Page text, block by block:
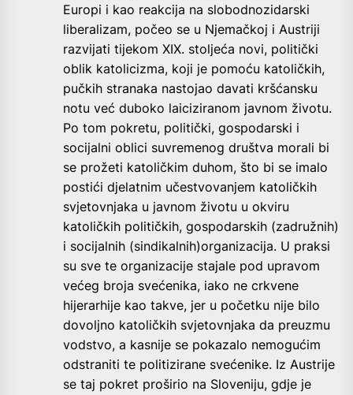
Europi i kao reakcija na slobodnozidarski
liberalizam, počeo se u Njemačkoj i Austriji
razvijati tijekom XIX. stoljeća novi, politički
oblik katolicizma, koji je pomoću katoličkih,
pučkih stranaka nastojao davati kršćansku
notu već duboko laiciziranom javnom životu.
Po tom pokretu, politički, gospodarski i
socijalni oblici suvremenog društva morali bi
se prožeti katoličkim duhom, što bi se imalo
postići djelatnim učestvovanjem katoličkih
svjetovnjaka u javnom životu u okviru
katoličkih političkih, gospodarskih (zadružnih)
i socijalnih (sindikalnih)organizacija. U praksi
su sve te organizacije stajale pod upravom
većeg broja svećenika, iako ne crkvene
hijerarhije kao takve, jer u početku nije bilo
dovoljno katoličkih svjetovnjaka da preuzmu
vodstvo, a kasnije se pokazalo nemogućim
odstraniti te politizirane svećenike. Iz Austrije
se taj pokret proširio na Sloveniju, gdje je